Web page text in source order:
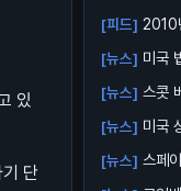
있
단
[피드] 2010
가격 ...
[뉴스] 미국
[뉴스] 스콧
표
[뉴스] 미국
[뉴스] 스페